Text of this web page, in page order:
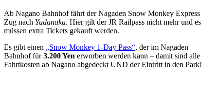
Ab Nagano Bahnhof fährt der Nagaden Snow Monkey Express
Zug nach Yudanaka. Hier gilt der JR Railpass nicht mehr und es
müssen extra Tickets gekauft werden.
Es gibt einen „Snow Monkey 1-Day Pass“, der im Nagaden
Bahnhof für3.200 Yen erworben werden kann – damit sind alle
Fahrtkosten ab Nagano abgedeckt UND der Eintritt in den Park!